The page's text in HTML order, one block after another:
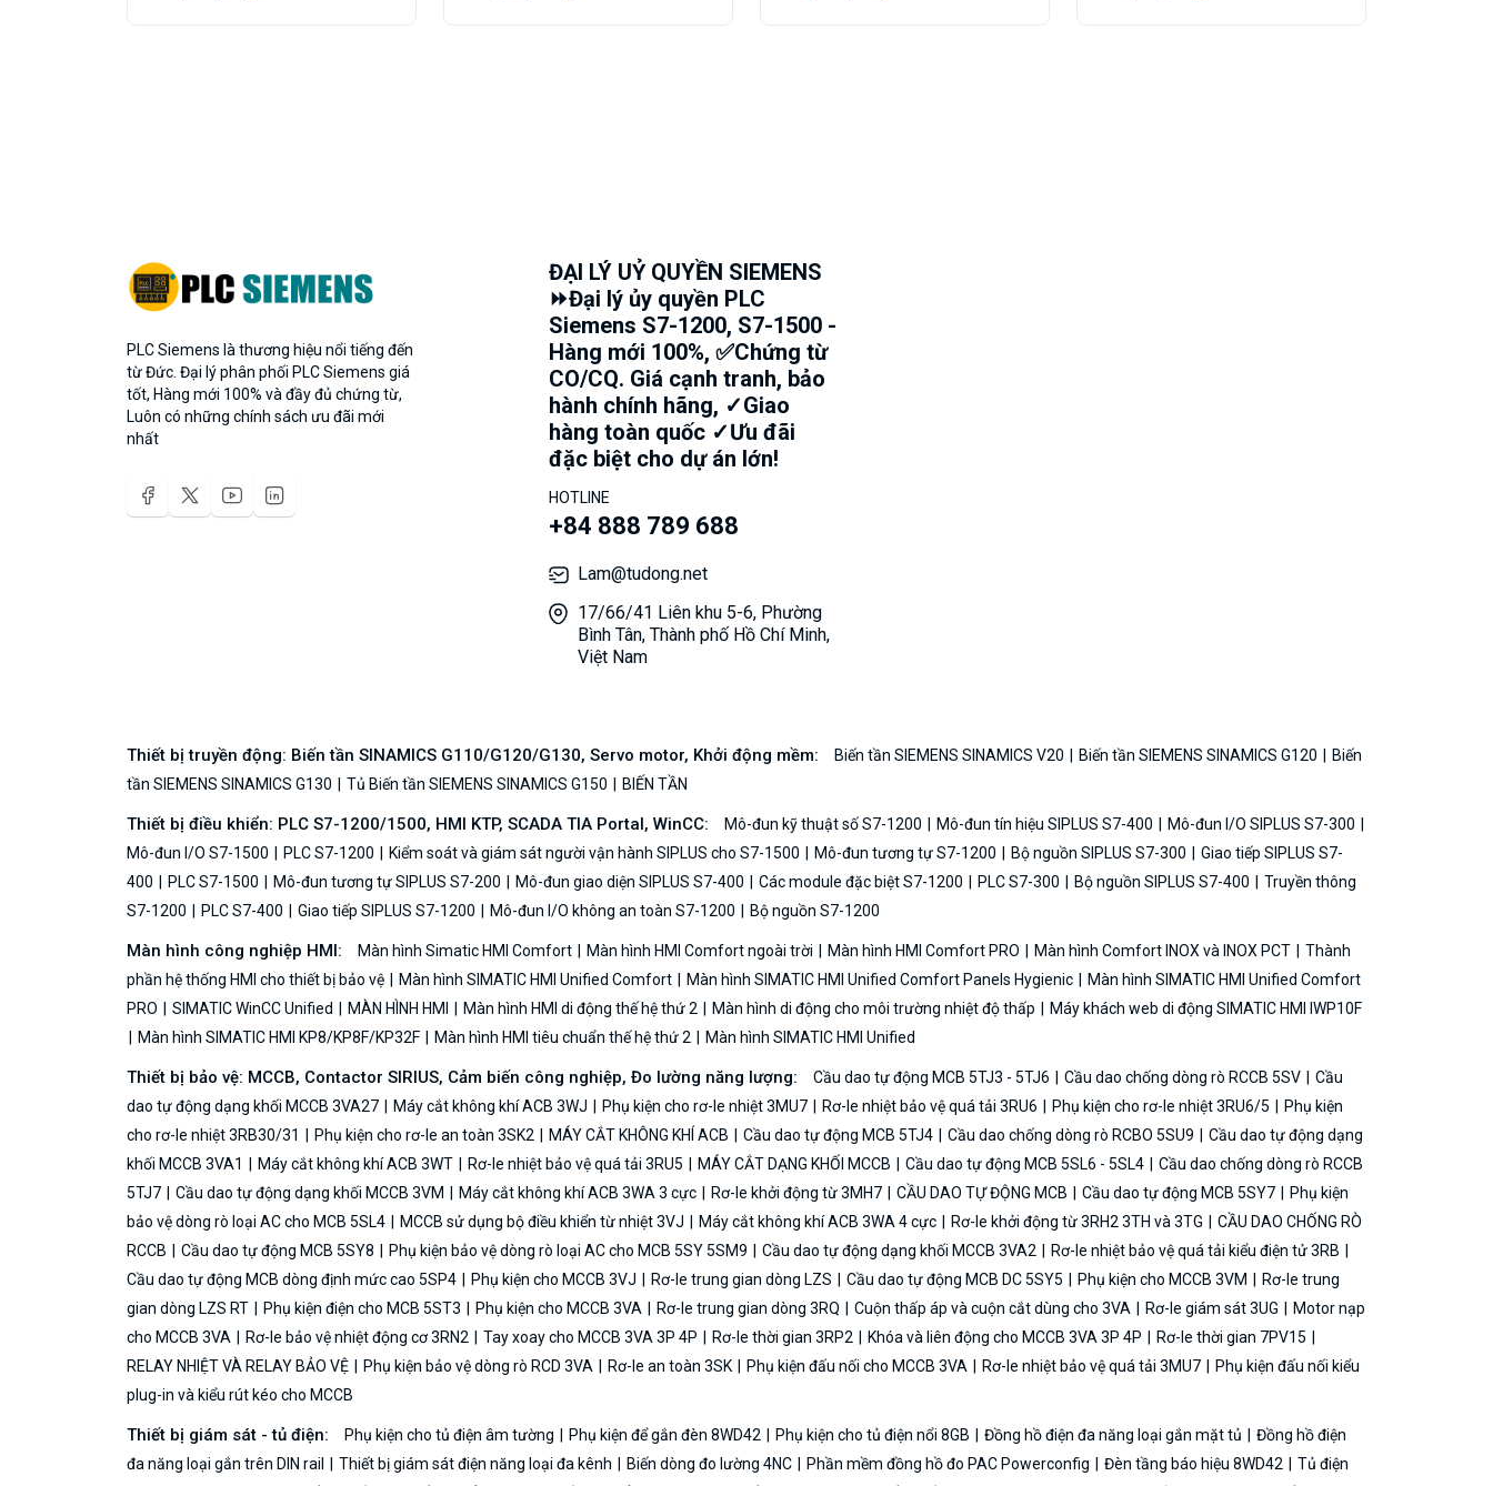
PLC Siemens là thương hiệu nổi tiếng đến
từ Đức. Đại lý phân phối PLC Siemens giá
tốt, Hàng mới 100% và đầy đủ chứng từ,
Luôn có những chính sách ưu đãi mới
nhất
ĐẠI LÝ UỶ QUYỀN SIEMENS
⏩Đại lý ủy quyền PLC
Siemens S7-1200, S7-1500 -
Hàng mới 100%, ✅Chứng từ
CO/CQ. Giá cạnh tranh, bảo
hành chính hãng, ✓Giao
hàng toàn quốc ✓Ưu đãi
đặc biệt cho dự án lớn!
HOTLINE
+84 888 789 688
Lam@tudong.net
17/66/41 Liên khu 5-6, Phường
Bình Tân, Thành phố Hồ Chí Minh,
Việt Nam
Thiết bị truyền động: Biến tần SINAMICS G110/G120/G130, Servo motor, Khởi động mềm: Biến tần SIEMENS SINAMICS V20 Biến tần SIEMENS SINAMICS G120
Biến
tần SIEMENS SINAMICS G130
Tủ Biến tần SIEMENS SINAMICS G150 BIẾN TẦN
Thiết bị điều khiển: PLC S7-1200/1500, HMI KTP, SCADA TIA Portal, WinCC: Mô-đun kỹ thuật số S7-1200 Mô-đun tín hiệu SIPLUS S7-400
Mô-đun I/O SIPLUS S7-300
Mô-đun I/O S7-1500
PLC S7-1200 Kiểm soát và giám sát người vận hành SIPLUS cho S7-1500 Mô-đun tương tự S7-1200 Bộ nguồn SIPLUS S7-300
Giao tiếp SIPLUS S7-
400
PLC S7-1500 Mô-đun tương tự SIPLUS S7-200 Mô-đun giao diện SIPLUS S7-400 Các module đặc biệt S7-1200 PLC S7-300 Bộ nguồn SIPLUS S7-400
Truyền thông
S7-1200
PLC S7-400 Giao tiếp SIPLUS S7-1200 Mô-đun I/O không an toàn S7-1200 Bộ nguồn S7-1200
Màn hình công nghiệp HMI: Màn hình Simatic HMI Comfort Màn hình HMI Comfort ngoài trời Màn hình HMI Comfort PRO Màn hình Comfort INOX và INOX PCT
Thành
phần hệ thống HMI cho thiết bị bảo vệ
Màn hình SIMATIC HMI Unified Comfort Màn hình SIMATIC HMI Unified Comfort Panels Hygienic
Màn hình SIMATIC HMI Unified Comfort
PRO
SIMATIC WinCC Unified MÀN HÌNH HMI Màn hình HMI di động thế hệ thứ 2 Màn hình di động cho môi trường nhiệt độ thấp
Máy khách web di động SIMATIC HMI IWP10F
Màn hình SIMATIC HMI KP8/KP8F/KP32F
Màn hình HMI tiêu chuẩn thế hệ thứ 2 Màn hình SIMATIC HMI Unified
Thiết bị bảo vệ: MCCB, Contactor SIRIUS, Cảm biến công nghiệp, Đo lường năng lượng: Cầu dao tự động MCB 5TJ3 - 5TJ6 Cầu dao chống dòng rò RCCB 5SV
Cầu
dao tự động dạng khối MCCB 3VA27
Máy cắt không khí ACB 3WJ Phụ kiện cho rơ-le nhiệt 3MU7 Rơ-le nhiệt bảo vệ quá tải 3RU6 Phụ kiện cho rơ-le nhiệt 3RU6/5
Phụ kiện
cho rơ-le nhiệt 3RB30/31
Phụ kiện cho rơ-le an toàn 3SK2 MÁY CẮT KHÔNG KHÍ ACB Cầu dao tự động MCB 5TJ4 Cầu dao chống dòng rò RCBO 5SU9
Cầu dao tự động dạng
khối MCCB 3VA1
Máy cắt không khí ACB 3WT Rơ-le nhiệt bảo vệ quá tải 3RU5 MÁY CẮT DẠNG KHỐI MCCB Cầu dao tự động MCB 5SL6 - 5SL4
Cầu dao chống dòng rò RCCB
5TJ7
Cầu dao tự động dạng khối MCCB 3VM Máy cắt không khí ACB 3WA 3 cực Rơ-le khởi động từ 3MH7 CẦU DAO TỰ ĐỘNG MCB Cầu dao tự động MCB 5SY7
Phụ kiện
bảo vệ dòng rò loại AC cho MCB 5SL4
MCCB sử dụng bộ điều khiển từ nhiệt 3VJ Máy cắt không khí ACB 3WA 4 cực Rơ-le khởi động từ 3RH2 3TH và 3TG
CẦU DAO CHỐNG RÒ
RCCB
Cầu dao tự động MCB 5SY8 Phụ kiện bảo vệ dòng rò loại AC cho MCB 5SY 5SM9 Cầu dao tự động dạng khối MCCB 3VA2
Rơ-le nhiệt bảo vệ quá tải kiểu điện tử 3RB
Cầu dao tự động MCB dòng định mức cao 5SP4
Phụ kiện cho MCCB 3VJ Rơ-le trung gian dòng LZS Cầu dao tự động MCB DC 5SY5 Phụ kiện cho MCCB 3VM
Rơ-le trung
gian dòng LZS RT
Phụ kiện điện cho MCB 5ST3 Phụ kiện cho MCCB 3VA Rơ-le trung gian dòng 3RQ Cuộn thấp áp và cuộn cắt dùng cho 3VA Rơ-le giám sát 3UG
Motor nạp
cho MCCB 3VA
Rơ-le bảo vệ nhiệt động cơ 3RN2 Tay xoay cho MCCB 3VA 3P 4P Rơ-le thời gian 3RP2 Khóa và liên động cho MCCB 3VA 3P 4P
Rơ-le thời gian 7PV15
RELAY NHIỆT VÀ RELAY BẢO VỆ
Phụ kiện bảo vệ dòng rò RCD 3VA Rơ-le an toàn 3SK Phụ kiện đấu nối cho MCCB 3VA Rơ-le nhiệt bảo vệ quá tải 3MU7
Phụ kiện đấu nối kiểu
plug-in và kiểu rút kéo cho MCCB
Thiết bị giám sát - tủ điện: Phụ kiện cho tủ điện âm tường Phụ kiện để gắn đèn 8WD42 Phụ kiện cho tủ điện nổi 8GB Đồng hồ điện đa năng loại gắn mặt tủ
Đồng hồ điện
đa năng loại gắn trên DIN rail
Thiết bị giám sát điện năng loại đa kênh Biến dòng đo lường 4NC Phần mềm đồng hồ đo PAC Powerconfig Đèn tầng báo hiệu 8WD42
Tủ điện